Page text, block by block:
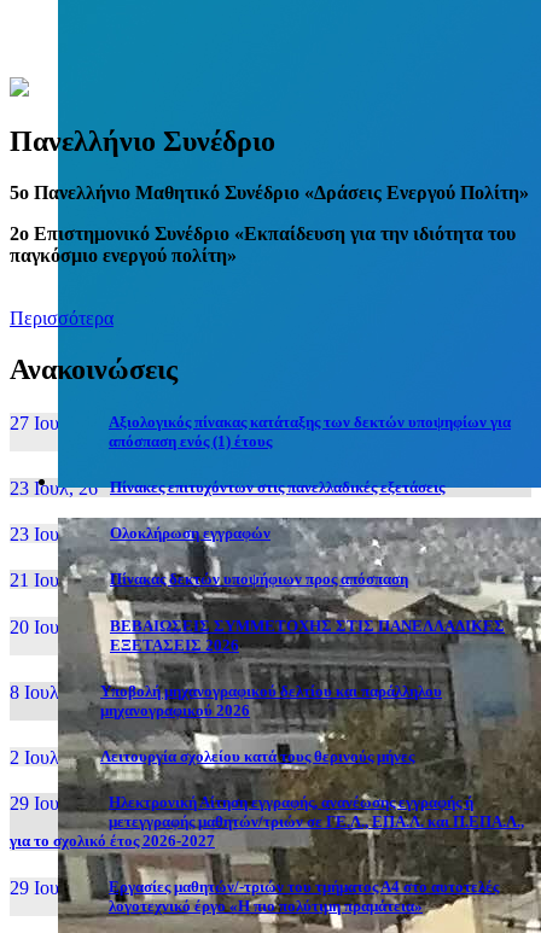
Πανελλήνιο Συνέδριο
5o Πανελλήνιο Μαθητικό Συνέδριο «Δράσεις Ενεργού Πολίτη»
2ο Επιστημονικό Συνέδριο «Εκπαίδευση για την ιδιότητα του
παγκόσμιο ενεργού πολίτη»
Περισσότερα
Ανακοινώσεις
27 Ιουν, 26
Αξιολογικός πίνακας κατάταξης των δεκτών υποψηφίων για
απόσπαση ενός (1) έτους
23 Ιουλ, 26 Πίνακες επιτυχόντων στις πανελλαδικές εξετάσεις
23 Ιουλ, 26 Ολοκλήρωση εγγραφών
21 Ιουλ, 26 Πίνακας δεκτών υποψήφιων προς απόσπαση
20 Ιουλ, 26
ΒΕΒΑΙΩΣΕΙΣ ΣΥΜΜΕΤΟΧΗΣ ΣΤΙΣ ΠΑΝΕΛΛΑΔΙΚΕΣ
ΕΞΕΤΑΣΕΙΣ 2026
8 Ιουλ, 26
Υποβολή μηχανογραφικού δελτίου και παράλληλου
μηχανογραφικού 2026
2 Ιουλ, 26 Λειτουργία σχολείου κατά τους θερινούς μήνες
29 Ιουν, 26
Ηλεκτρονική Αίτηση εγγραφής, ανανέωσης εγγραφής ή
μετεγγραφής μαθητών/τριών σε ΓΕ.Λ., ΕΠΑ.Λ. και Π.ΕΠΑ.Λ.,
για το σχολικό έτος 2026-2027
29 Ιουν, 26
Εργασίες μαθητών/-τριών του τμήματος Α4 στο αυτοτελές
λογοτεχνικό έργο «Η πιο πολύτιμη πραμάτεια»